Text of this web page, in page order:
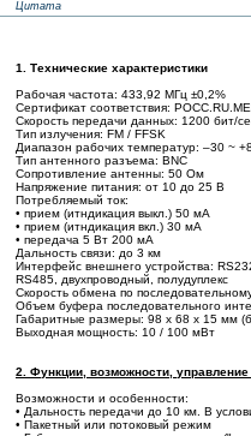
Цитата
1. Технические характеристики
Рабочая частота: 433,92 МГц ±0,2%
Сертификат соответствия:
Скорость передачи данных: 1200 бит/
Тип излучения: FM / FFSK
Диапазон рабочих температур: –30 ~
Тип антенного разъема: BNC
Сопротивление антенны: 50 Ом
Напряжение питания: от 10 до 25 В
Потребляемый ток:
• прием (итндикация выкл.) 50 мА
• прием (итндикация вкл.) 30 мА
• передача 5 Вт 200 мА
Дальность связи: до 3 км
Интерфейс внешнего устройства:
RS485, двухпроводный, полудуплекс
Скорость обмена по
Объем буфера последовательного
Габаритные размеры: 98 х 68 х 15 мм
Выходная мощность: 10 / 100 мВт
2. Функции, возможности, управление
Возможности и особенности:
• Дальность передачи до 10 км. В
• Пакетный или потоковый режим